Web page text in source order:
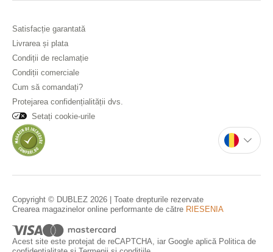
Satisfacție garantată
Livrarea și plata
Condiții de reclamație
Condiții comerciale
Cum să comandați?
Protejarea confidențialității dvs.
Setați cookie-urile
Copyright © DUBLEZ 2026 | Toate drepturile rezervate
Crearea magazinelor online performante de către RIESENIA
Acest site este protejat de reCAPTCHA, iar Google aplică Politica de